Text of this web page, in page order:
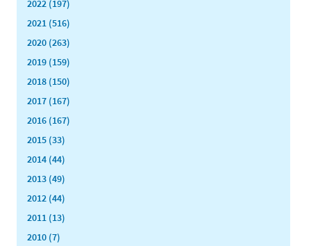
2022 (197)
2021 (516)
2020 (263)
2019 (159)
2018 (150)
2017 (167)
2016 (167)
2015 (33)
2014 (44)
2013 (49)
2012 (44)
2011 (13)
2010 (7)